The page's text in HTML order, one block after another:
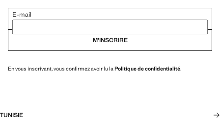
E-mail
M’INSCRIRE
En vous inscrivant, vous confirmez avoir lu laPolitique de confidentialité.
TUNISIE